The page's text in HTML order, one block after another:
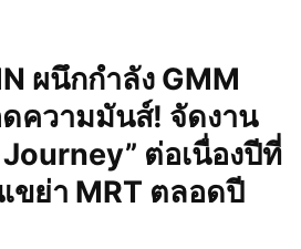
ผนึกกำลัง GMM
ความมันส์! จัดงาน
ต่อเนื่องปีที่
ขย่า MRT ตลอดปี